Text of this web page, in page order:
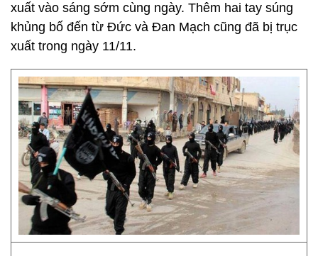
xuất vào sáng sớm cùng ngày. Thêm hai tay súng
khủng bố đến từ Đức và Đan Mạch cũng đã bị trục
xuất trong ngày 11/11.